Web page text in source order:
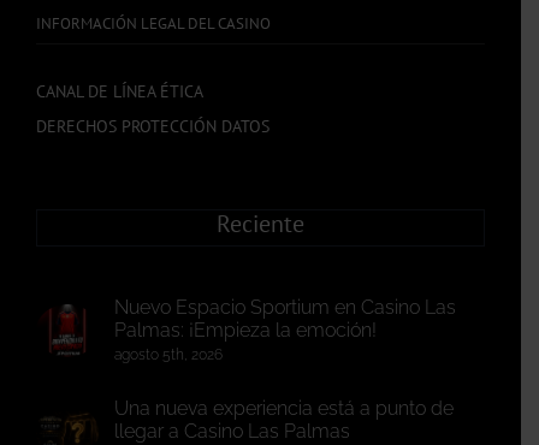
INFORMACIÓN LEGAL DEL CASINO
CANAL DE LÍNEA ÉTICA
DERECHOS PROTECCIÓN DATOS
Reciente
Nuevo Espacio Sportium en Casino Las
Palmas: ¡Empieza la emoción!
agosto 5th, 2026
Una nueva experiencia está a punto de
llegar a Casino Las Palmas